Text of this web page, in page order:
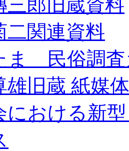
三郎旧蔵資料
二関連資料
ま 民俗調査
雄旧蔵 紙媒
における新